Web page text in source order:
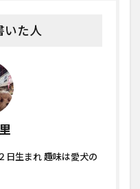
いた人
日生まれ 趣味は愛犬の